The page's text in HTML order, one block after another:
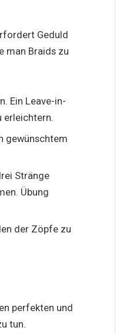
Geduld
man Braids zu
Ein Leave-in-
erleichtern.
gewünschtem
Stränge
Übung
der Zöpfe zu
perfekten und
tun.